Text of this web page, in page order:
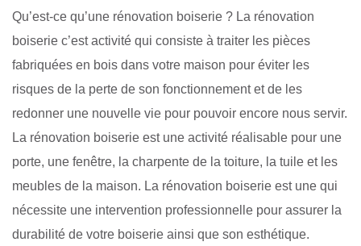
Qu’est-ce qu’une rénovation boiserie ? La rénovation
boiserie c’est activité qui consiste à traiter les pièces
fabriquées en bois dans votre maison pour éviter les
risques de la perte de son fonctionnement et de les
redonner une nouvelle vie pour pouvoir encore nous servir.
La rénovation boiserie est une activité réalisable pour une
porte, une fenêtre, la charpente de la toiture, la tuile et les
meubles de la maison. La rénovation boiserie est une qui
nécessite une intervention professionnelle pour assurer la
durabilité de votre boiserie ainsi que son esthétique.